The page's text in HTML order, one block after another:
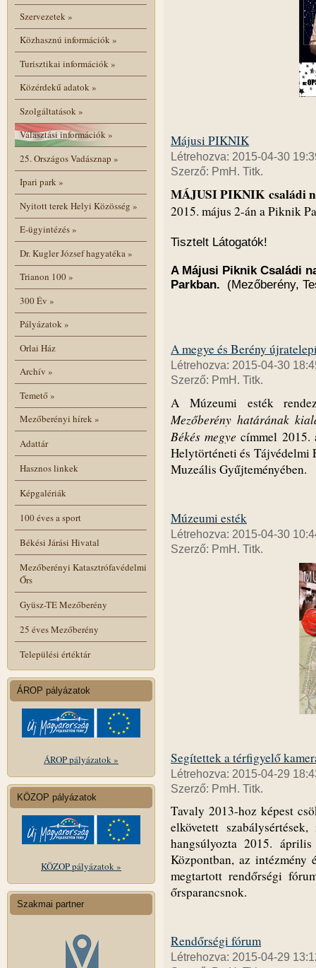
Szervezetek»
Közhasznú információk»
Turisztikai információk»
Közérdekű adatok»
Szolgáltatások»
Választási információk»
25. Országos Vadásznap »
Ipari park»
Nyitott terek Helyi Közösség »
E-ügyintézés»
Dr. Kugler József hagyatéka»
Trianon 100»
300 Év »
Pályázatok»
Orlai Ház
Archív »
Temető»
Mezőberényi hírek»
Adattár
Hasznos linkek
Képgalériák
100 éves a sport
Békési Járási Hivatal
Mezőberényi Katasztrófavédelmi
Őrs
Gyüsz-TE Mezőberény
25 éves Mezőberény
Települési értéktár
ÁROP pályázatok
ÁROP pályázatok »
KÖZOP pályázatok
KÖZOP pályázatok »
Szakmai partner
Májusi PIKNIK
Létrehozva: 2015-04-30
Szerző: PmH. Titk.
MÁJUSI PIKNIK családi
2015. május 2-án a Piknik
Tisztelt Látogatók!
A Májusi Piknik Családi
Parkban. (Mezőberény,
A megye és Berény
Létrehozva: 2015-04-30
Szerző: PmH. Titk.
A Múzeumi esték
Mezőberény határának
Békés megye címmel 2015.
Helytörténeti és Tájvédelmi
Muzeális Gyűjteményében.
Múzeumi esték
Létrehozva: 2015-04-30
Szerző: PmH. Titk.
Segítettek a térfigyelő
Létrehozva: 2015-04-29
Szerző: PmH. Titk.
Tavaly 2013-hoz képest
elkövetett
hangsúlyozta 2015.
Központban, az intézmény
megtartott rendőrségi
őrsparancsnok.
Rendőrségi fórum
Létrehozva: 2015-04-29